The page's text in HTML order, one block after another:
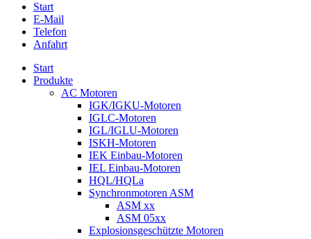
Start
E-Mail
Telefon
Anfahrt
Start
Produkte
AC Motoren
IGK/IGKU-Motoren
IGLC-Motoren
IGL/IGLU-Motoren
ISKH-Motoren
IEK Einbau-Motoren
IEL Einbau-Motoren
HQL/HQLa
Synchronmotoren ASM
ASM xx
ASM 05xx
Explosionsgeschützte Motoren